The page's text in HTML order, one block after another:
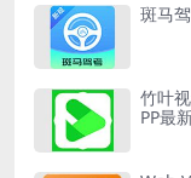
斑马
竹叶
PP最